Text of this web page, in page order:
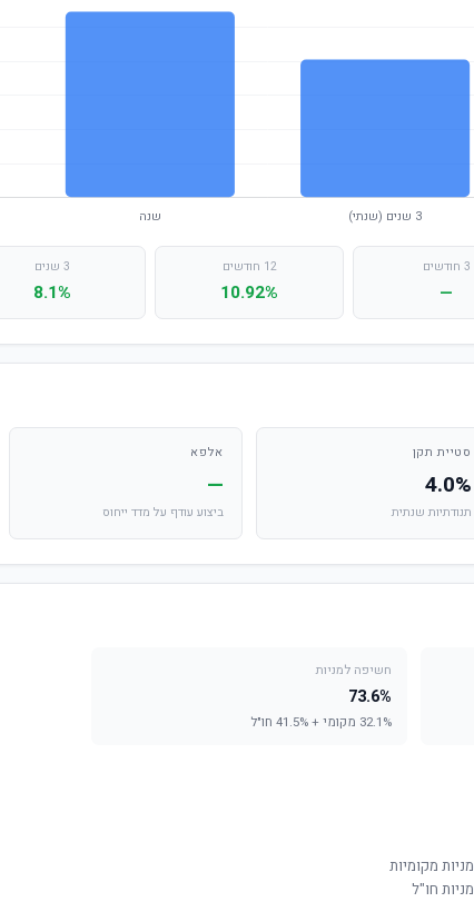
3 חודשים
—
12 חודשים
10.92%
3 שנים
8.1%
סטיית תקן
4.0%
תנודתיות שנתית
אלפא
—
ביצוע עודף על מדד ייחוס
חשיפה למניות
73.6%
32.1% מקומי + 41.5% חו"ל
מניות מקומיות
מניות חו"ל